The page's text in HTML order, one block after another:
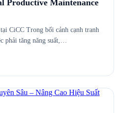
Productive Maintenance
CiCC Trong bối cảnh cạnh tranh
phải tăng năng suất,…